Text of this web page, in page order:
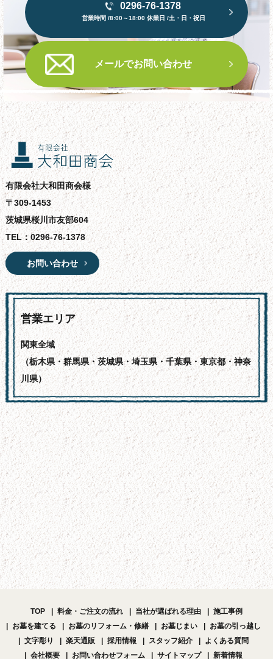
0296-76-1378
営業時間 /8:00～18:00 休業日 /土・日・祝日
メールでお問い合わせ
有限会社大和田商会様
〒309-1453
茨城県桜川市友部604
TEL：0296-76-1378
お問い合わせ
営業エリア
関東全域
（栃木県・群馬県・茨城県・埼玉県・千葉県・東京都・神奈
川県）
TOP 料金・ご注文の流れ 当社が選ばれる理由
施工事例
お墓を建てる
お墓のリフォーム・修繕 お墓じまい
お墓の引っ越し
文字彫り
楽天通販 採用情報 スタッフ紹介
よくある質問
会社概要
お問い合わせフォーム サイトマップ 新着情報